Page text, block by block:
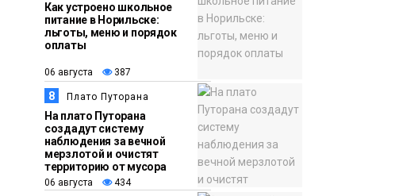
Как устроено школьное
питание в Норильске:
льготы, меню и порядок
оплаты
06 августа 387
8 Плато Путорана
На плато Путорана
создадут систему
наблюдения за вечной
мерзлотой и очистят
территорию от мусора
06 августа 434